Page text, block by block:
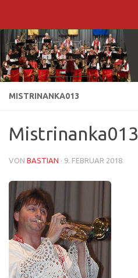
MISTRINANKA013
Mistrinanka013
VON BASTIAN · 9. FEBRUAR 2018